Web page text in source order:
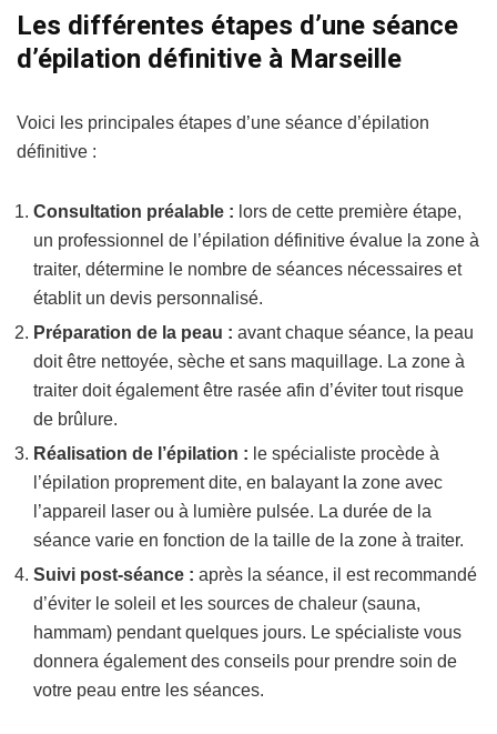
Les différentes étapes d’une séance
d’épilation définitive à Marseille
Voici les principales étapes d’une séance d’épilation
définitive :
Consultation préalable : lors de cette première étape,
un professionnel de l’épilation définitive évalue la zone à
traiter, détermine le nombre de séances nécessaires et
établit un devis personnalisé.
Préparation de la peau : avant chaque séance, la peau
doit être nettoyée, sèche et sans maquillage. La zone à
traiter doit également être rasée afin d’éviter tout risque
de brûlure.
Réalisation de l’épilation : le spécialiste procède à
l’épilation proprement dite, en balayant la zone avec
l’appareil laser ou à lumière pulsée. La durée de la
séance varie en fonction de la taille de la zone à traiter.
Suivi post-séance : après la séance, il est recommandé
d’éviter le soleil et les sources de chaleur (sauna,
hammam) pendant quelques jours. Le spécialiste vous
donnera également des conseils pour prendre soin de
votre peau entre les séances.